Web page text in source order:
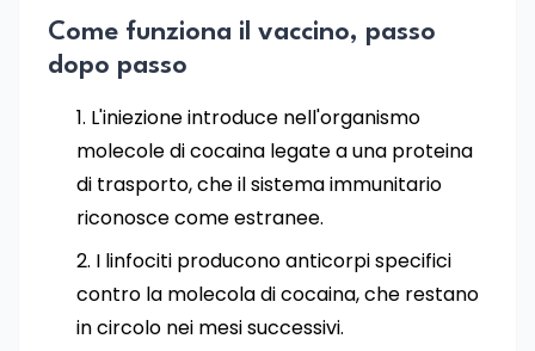
Come funziona il vaccino, passo
dopo passo
L'iniezione introduce nell'organismo
molecole di cocaina legate a una proteina
di trasporto, che il sistema immunitario
riconosce come estranee.
I linfociti producono anticorpi specifici
contro la molecola di cocaina, che restano
in circolo nei mesi successivi.